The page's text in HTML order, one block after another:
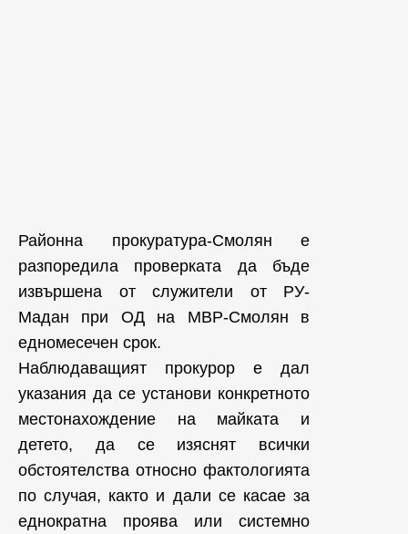
Районна прокуратура-Смолян е
разпоредила проверката да бъде
извършена от служители от РУ-
Мадан при ОД на МВР-Смолян в
едномесечен срок.
Наблюдаващият прокурор е дал
указания да се установи конкретното
местонахождение на майката и
детето, да се изяснят всички
обстоятелства относно фактологията
по случая, както и дали се касае за
еднократна проява или системно